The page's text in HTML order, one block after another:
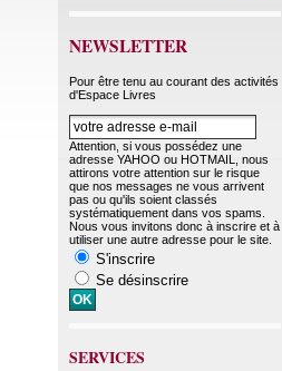
NEWSLETTER
Pour être tenu au courant des activités
d'Espace Livres
Attention, si vous possédez une
adresse YAHOO ou HOTMAIL, nous
attirons votre attention sur le risque
que nos messages ne vous arrivent
pas ou qu'ils soient classés
systématiquement dans vos spams.
Nous vous invitons donc à inscrire et à
utiliser une autre adresse pour le site.
S'inscrire
Se désinscrire
SERVICES